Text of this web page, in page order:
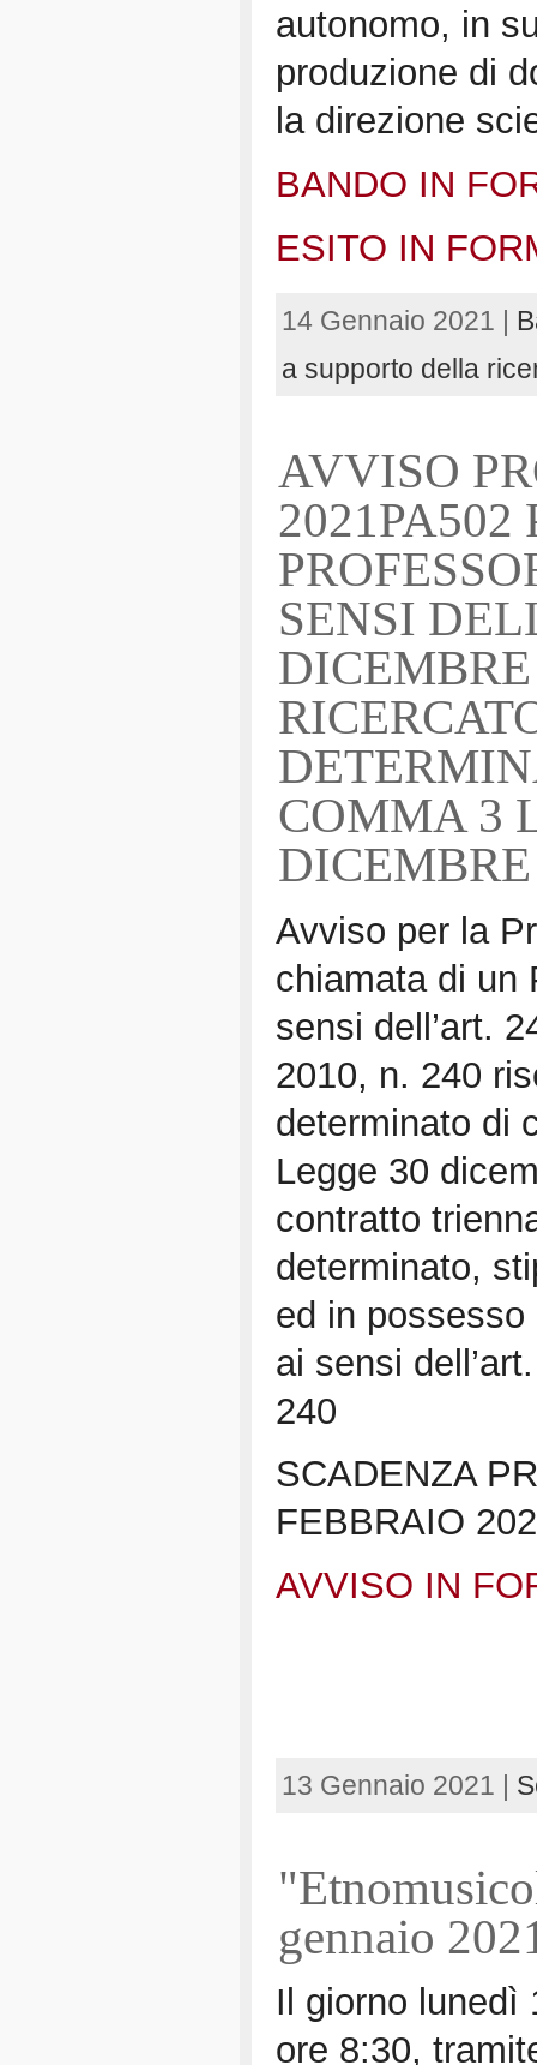
autonomo, in
produzione di
la direzione
BANDO IN
ESITO IN
14 Gennaio 2021 |
a supporto della
AVVISO
2021PA502
SENSI
COMMA 3
Avviso per la
chiamata di un
sensi dell’art.
2010, n. 240
determinato di
Legge 30
contratto
determinato,
ed in possesso
ai sensi
240
SCADENZA
FEBBRAIO
AVVISO IN
13 Gennaio 2021 |
gennaio
Il giorno lunedì
ore 8:30,